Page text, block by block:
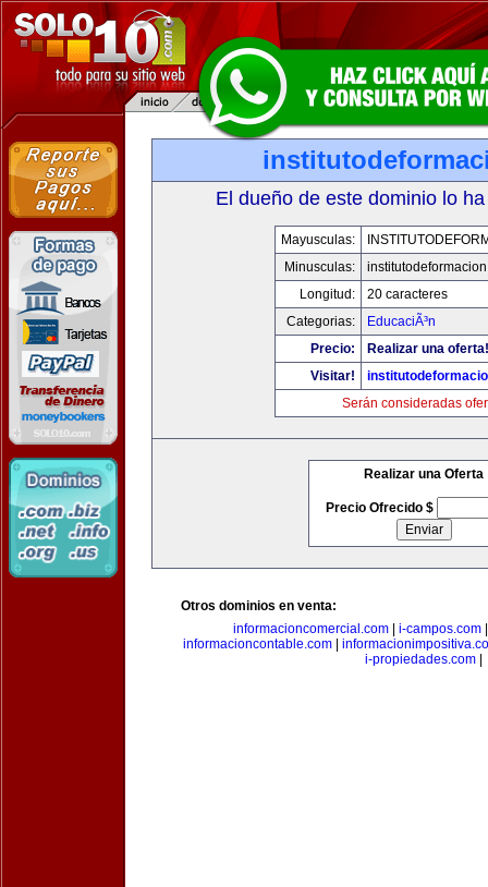
El dueño de este dominio lo
Mayusculas:
Minusculas:
Longitud:
20 caracteres
Categorias:
EducaciÃ³n
Precio:
Realizar una oferta!
Visitar!
Serán consideradas
Realizar una Oferta
Precio Ofrecido $
Otros dominios en venta:
informacioncomercial.com| i-campos.com
informacioncontable.com
i-propiedades.com